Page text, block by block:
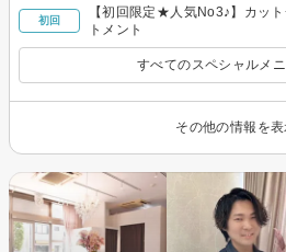
初回
【初回限定★人気No3♪】カッ
トメント
すべてのスペシャルメ
その他の情報を表